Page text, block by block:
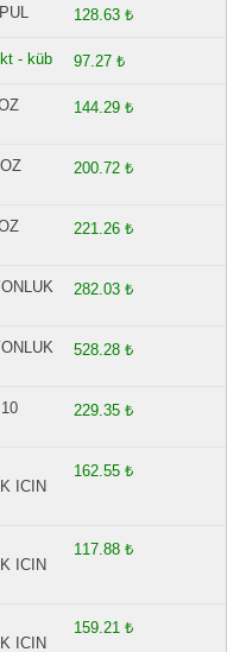
128.63 ₺
- küb 97.27 ₺
144.29 ₺
200.72 ₺
221.26 ₺
282.03 ₺
528.28 ₺
229.35 ₺
ICIN
162.55 ₺
ICIN
117.88 ₺
ICIN
159.21 ₺